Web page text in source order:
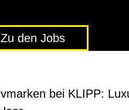
Zu den Jobs